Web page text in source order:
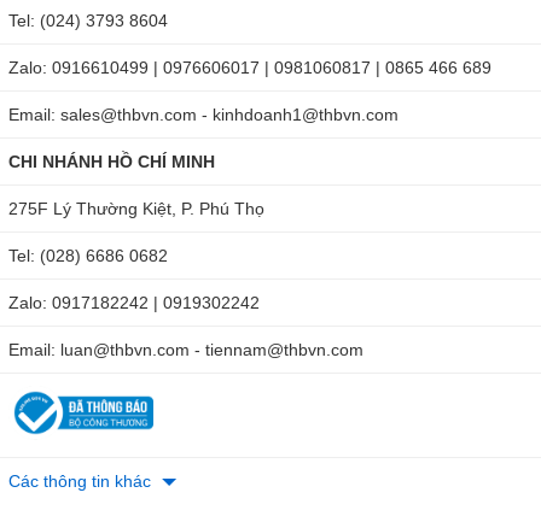
Tel: (024) 3793 8604
Zalo: 0916610499 | 0976606017 | 0981060817 | 0865 466 689
Email: sales@thbvn.com - kinhdoanh1@thbvn.com
CHI NHÁNH HỒ CHÍ MINH
275F Lý Thường Kiệt, P. Phú Thọ
Tel: (028) 6686 0682
Zalo: 0917182242 | 0919302242
Email: luan@thbvn.com - tiennam@thbvn.com
Các thông tin khác